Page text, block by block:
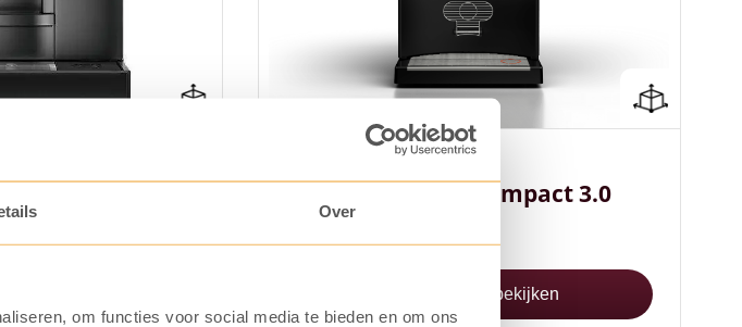
Over
om functies voor social media te bieden en om ons
Compact formaat (56,7 cm hoog)
Veel koffievariaties mogelijk
Gebruiks- en onderhoudsvriendelijk
Type: Instant
NESCAFÉ Fusion Compact 3.0
Koffiemachine bekijken